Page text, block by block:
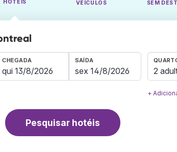
HOTÉIS VEÍCULOS SEM
CHEGADA SAÍDA
2
+
Pesquisar hotéis